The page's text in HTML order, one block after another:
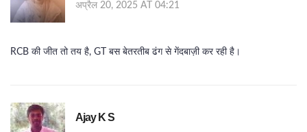
अप्रैल 20, 2025 AT 04:21
RCB की जीत तो तय है, GT बस बेतरतीब ढंग से गेंदबाज़ी कर रही है।
Ajay K S